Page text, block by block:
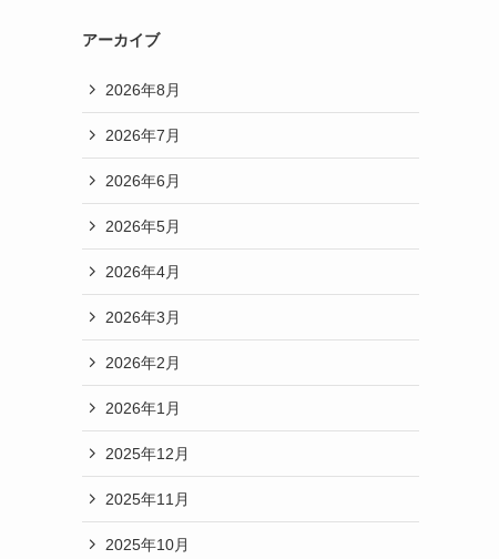
アーカイブ
2026年8月
2026年7月
2026年6月
2026年5月
2026年4月
2026年3月
2026年2月
2026年1月
2025年12月
2025年11月
2025年10月